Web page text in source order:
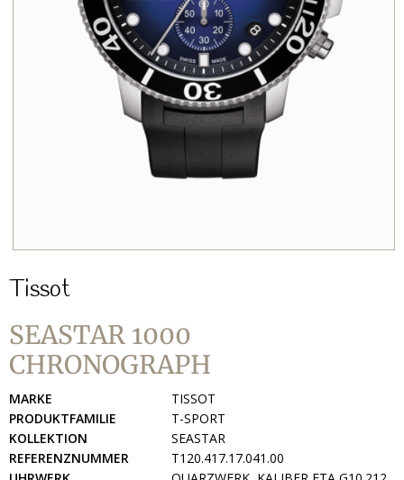
Tissot
SEASTAR 1000
CHRONOGRAPH
MARKE
TISSOT
PRODUKTFAMILIE
T-SPORT
KOLLEKTION
SEASTAR
REFERENZNUMMER
T120.417.17.041.00